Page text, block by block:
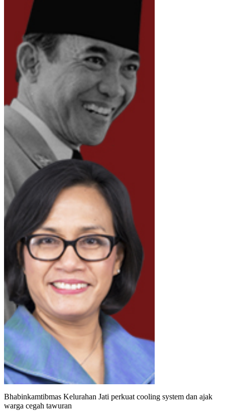
Bhabinkamtibmas Kelurahan Jati perkuat cooling system dan ajak
warga cegah tawuran